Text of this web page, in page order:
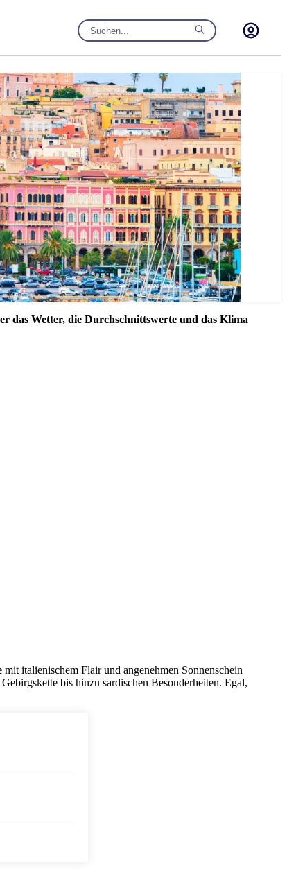
das Wetter, die Durchschnittswerte und das Klima
mit italienischem Flair und angenehmen Sonnenschein
bis hinzu sardischen Besonderheiten. Egal,